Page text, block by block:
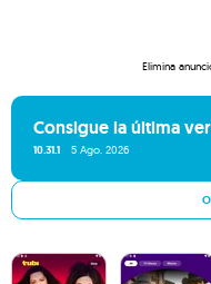
Elimina
Consigue la última
10.31.1 5 Ago. 2026